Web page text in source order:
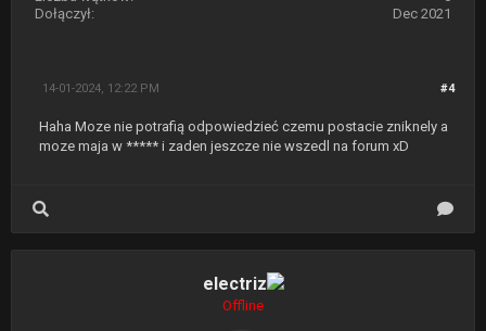
Dołączył:
Dec 2021
#4
14-01-2024, 12:22 PM
Haha Moze nie potrafią odpowiedzieć czemu postacie zniknely a
moze maja w ***** i zaden jeszcze nie wszedl na forum xD
electriz
Offline